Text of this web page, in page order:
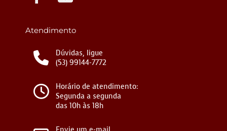
Atendimento
Dúvidas, ligue
(53) 99144-7772
Horário de atendimento:
Segunda a segunda
das 10h às 18h